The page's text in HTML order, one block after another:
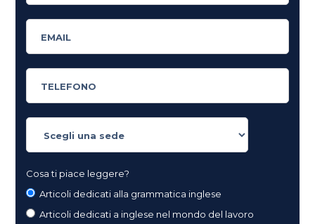
Cosa ti piace leggere?
Articoli dedicati alla grammatica inglese
Articoli dedicati a inglese nel mondo del lavoro